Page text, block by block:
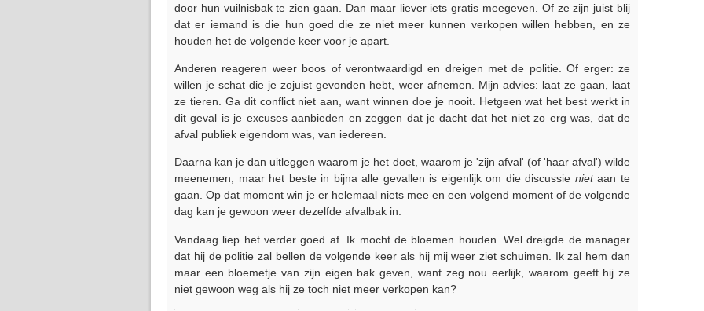
door hun vuilnisbak te zien gaan. Dan maar liever iets gratis meegeven. Of ze zijn juist blij
dat er iemand is die hun goed die ze niet meer kunnen verkopen willen hebben, en ze
houden het de volgende keer voor je apart.
Anderen reageren weer boos of verontwaardigd en dreigen met de politie. Of erger: ze
willen je schat die je zojuist gevonden hebt, weer afnemen. Mijn advies: laat ze gaan, laat
ze tieren. Ga dit conflict niet aan, want winnen doe je nooit. Hetgeen wat het best werkt in
dit geval is je excuses aanbieden en zeggen dat je dacht dat het niet zo erg was, dat de
afval publiek eigendom was, van iedereen.
Daarna kan je dan uitleggen waarom je het doet, waarom je 'zijn afval' (of 'haar afval') wilde
meenemen, maar het beste in bijna alle gevallen is eigenlijk om die discussie nietaan te
gaan. Op dat moment win je er helemaal niets mee en een volgend moment of de volgende
dag kan je gewoon weer dezelfde afvalbak in.
Vandaag liep het verder goed af. Ik mocht de bloemen houden. Wel dreigde de manager
dat hij de politie zal bellen de volgende keer als hij mij weer ziet schuimen. Ik zal hem dan
maar een bloemetje van zijn eigen bak geven, want zeg nou eerlijk, waarom geeft hij ze
niet gewoon weg als hij ze toch niet meer verkopen kan?